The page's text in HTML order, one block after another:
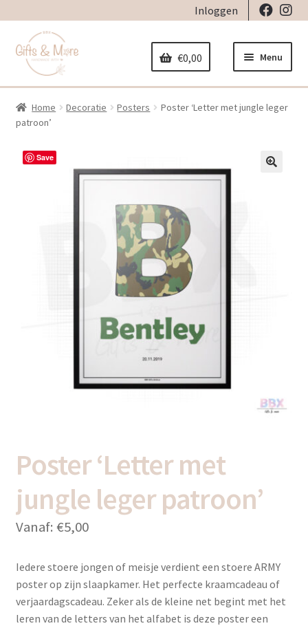
Inloggen
door
naar
navigatie
naar
inhoud
Menu
Home
Geboorte
Stickers
Strijkapplicaties
Thema’s
€0,00
Home Decoratie Posters
Poster ‘Letter met jungle leger
patroon’
Save
Poster ‘Letter met
jungle leger patroon’
Vanaf: €5,00
Iedere stoere jongen of meisje verdient een stoere ARMY
poster op zijn slaapkamer. Het perfecte kraamcadeau of
verjaardagscadeau. Zeker als de kleine net begint met het
leren van de letters van het alfabet is deze poster een